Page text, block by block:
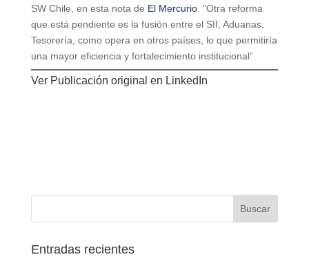
SW Chile, en esta nota de El Mercurio. “Otra reforma
que está pendiente es la fusión entre el SII, Aduanas,
Tesorería, como opera en otros países, lo que permitiría
una mayor eficiencia y fortalecimiento institucional”.
Ver Publicación original en LinkedIn
Entradas recientes